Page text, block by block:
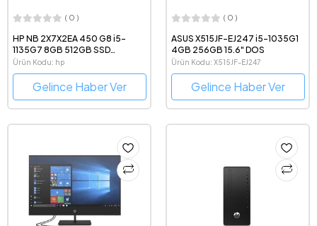
( 0 )
HP NB 2X7X2EA 450 G8 i5-
1135G7 8GB 512GB SSD
MX450/2GB 15.6 WIN10 PRO
Ürün Kodu: hp
Gelince Haber Ver
( 0 )
ASUS X515JF-EJ247 i5-1035G1
4GB 256GB 15.6" DOS
Ürün Kodu: X515JF-EJ247
Gelince Haber Ver